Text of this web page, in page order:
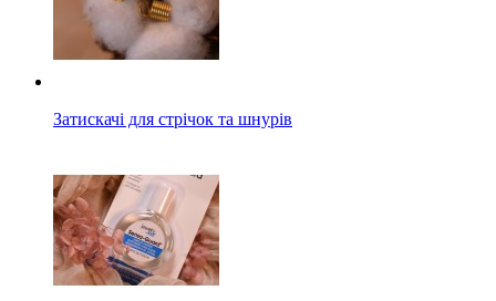
Затискачі для стрічок та шнурів